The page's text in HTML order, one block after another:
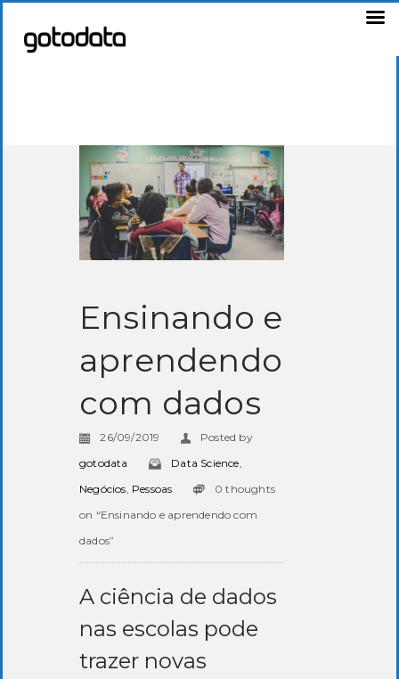
Ensinando e
aprendendo
com dados
26/09/2019
Posted by
gotodata
Data Science,
Negócios, Pessoas
0 thoughts
on “Ensinando e aprendendo com
dados”
A ciência de dados
nas escolas pode
trazer novas